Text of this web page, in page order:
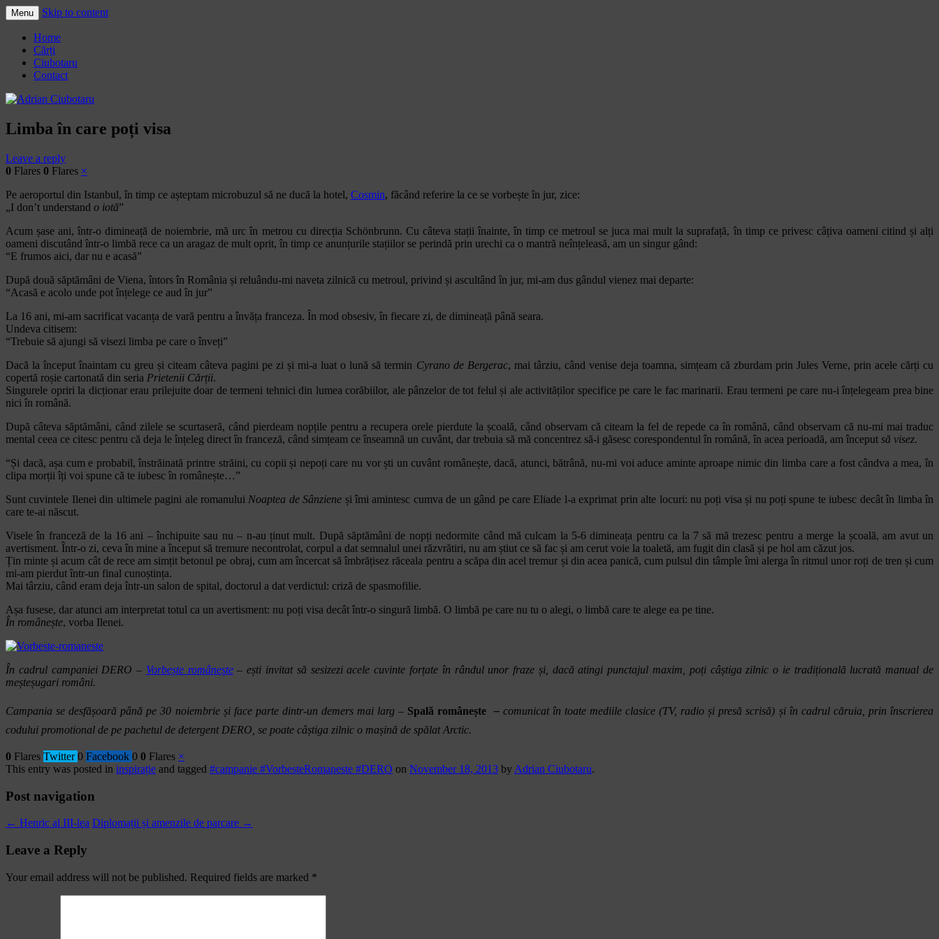
Adrian Ciubotaru
Menu Skip to content
Home
Cărți
Ciubotaru
Contact
Limba în care poți visa
Leave a reply
0 Flares 0 Flares ×
Pe aeroportul din Istanbul, în timp ce așteptam microbuzul să ne ducă la hotel, Cosmin, făcând referire la ce se vorbește în jur, zice:
„I don’t understand o iotă”
Acum șase ani, într-o dimineață de noiembrie, mă urc în metrou cu direcția Schönbrunn. Cu câteva stații înainte, în timp ce metroul se juca mai mult la suprafață, în timp ce privesc câțiva oameni citind și alți
oameni discutând într-o limbă rece ca un aragaz de mult oprit, în timp ce anunțurile stațiilor se perindă prin urechi ca o mantră neînțeleasă, am un singur gând:
“E frumos aici, dar nu e acasă”
După două săptămâni de Viena, întors în România și reluându-mi naveta zilnică cu metroul, privind și ascultând în jur, mi-am dus gândul vienez mai departe:
“Acasă e acolo unde pot înțelege ce aud în jur”
La 16 ani, mi-am sacrificat vacanța de vară pentru a învăța franceza. În mod obsesiv, în fiecare zi, de dimineață până seara.
Undeva citisem:
“Trebuie să ajungi să visezi limba pe care o înveți”
Dacă la început înaintam cu greu și citeam câteva pagini pe zi și mi-a luat o lună să termin Cyrano de Bergerac, mai târziu, când venise deja toamna, simțeam că zburdam prin Jules Verne, prin acele cărți cu
copertă roșie cartonată din seria Prietenii Cărții.
Singurele opriri la dicționar erau prilejuite doar de termeni tehnici din lumea corăbiilor, ale pânzelor de tot felul și ale activităților specifice pe care le fac marinarii. Erau termeni pe care nu-i înțelegeam prea bine
nici în română.
După câteva săptămâni, când zilele se scurtaseră, când pierdeam nopțile pentru a recupera orele pierdute la școală, când observam că citeam la fel de repede ca în română, când observam că nu-mi mai traduc
mental ceea ce citesc pentru că deja le înțeleg direct în franceză, când simțeam ce înseamnă un cuvânt, dar trebuia să mă concentrez să-i găsesc corespondentul în română, în acea perioadă, am început să visez.
“Și dacă, așa cum e probabil, înstrăinată printre străini, cu copii și nepoți care nu vor ști un cuvânt românește, dacă, atunci, bătrână, nu-mi voi aduce aminte aproape nimic din limba care a fost cândva a mea, în
clipa morții îți voi spune că te iubesc în românește…”
Sunt cuvintele Ilenei din ultimele pagini ale romanului Noaptea de Sânziene și îmi amintesc cumva de un gând pe care Eliade l-a exprimat prin alte locuri: nu poți visa și nu poți spune te iubesc decât în limba în
care te-ai născut.
Visele în franceză de la 16 ani – închipuite sau nu – n-au ținut mult. După săptămâni de nopți nedormite când mă culcam la 5-6 dimineața pentru ca la 7 să mă trezesc pentru a merge la școală, am avut un
avertisment. Într-o zi, ceva în mine a început să tremure necontrolat, corpul a dat semnalul unei răzvrătiri, nu am știut ce să fac și am cerut voie la toaletă, am fugit din clasă și pe hol am căzut jos.
Țin minte și acum cât de rece am simțit betonul pe obraj, cum am încercat să îmbrățisez răceala pentru a scăpa din acel tremur și din acea panică, cum pulsul din tâmple îmi alerga în ritmul unor roți de tren și cum
mi-am pierdut într-un final cunoștința.
Mai târziu, când eram deja într-un salon de spital, doctorul a dat verdictul: criză de spasmofilie.
Așa fusese, dar atunci am interpretat totul ca un avertisment: nu poți visa decât într-o singură limbă. O limbă pe care nu tu o alegi, o limbă care te alege ea pe tine.
În românește, vorba Ilenei.
În cadrul campaniei DERO – Vorbește românește– ești invitat să sesizezi acele cuvinte forțate în rândul unor fraze și, dacă atingi punctajul maxim, poți câștiga zilnic o ie tradițională lucrată manual de
meșteșugari români.
Campania se desfășoară până pe 30 noiembrie și face parte dintr-un demers mai larg – Spală românește – comunicat în toate mediile clasice (TV, radio și presă scrisă) și în cadrul căruia, prin înscrierea
codului promotional de pe pachetul de detergent DERO, se poate câștiga zilnic o mașină de spălat Arctic.
0 Flares Twitter 0 Facebook 0 0 Flares ×
This entry was posted in inspirație and tagged #campanie #VorbesteRomaneste #DERO on November 18, 2013 by Adrian Ciubotaru.
Post navigation
← Henric al III-lea Diplomații și amenzile de parcare →
Leave a Reply
Your email address will not be published. Required fields are marked *